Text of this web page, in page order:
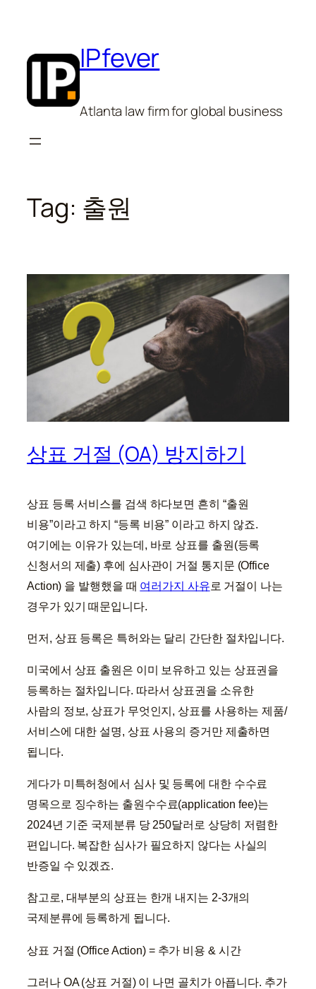
IPfever
Atlanta law firm for global business
Tag: 출원
상표 거절 (OA) 방지하기
상표 등록 서비스를 검색 하다보면 흔히 “출원
비용”이라고 하지 “등록 비용” 이라고 하지 않죠.
여기에는 이유가 있는데, 바로 상표를 출원(등록
신청서의 제출) 후에 심사관이 거절 통지문 (Office
Action) 을 발행했을 때 여러가지 사유로 거절이 나는
경우가 있기 때문입니다.
먼저, 상표 등록은 특허와는 달리 간단한 절차입니다.
미국에서 상표 출원은 이미 보유하고 있는 상표권을
등록하는 절차입니다. 따라서 상표권을 소유한
사람의 정보, 상표가 무엇인지, 상표를 사용하는 제품/
서비스에 대한 설명, 상표 사용의 증거만 제출하면
됩니다.
게다가 미특허청에서 심사 및 등록에 대한 수수료
명목으로 징수하는 출원수수료(application fee)는
2024년 기준 국제분류 당 250달러로 상당히 저렴한
편입니다. 복잡한 심사가 필요하지 않다는 사실의
반증일 수 있겠죠.
참고로, 대부분의 상표는 한개 내지는 2-3개의
국제분류에 등록하게 됩니다.
상표 거절 (Office Action) = 추가 비용 & 시간
그러나 OA (상표 거절) 이 나면 골치가 아픕니다. 추가